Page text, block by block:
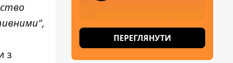
з
ПЕРЕГЛЯНУТИ